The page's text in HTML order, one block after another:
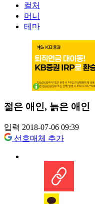
컬처
머니
테마
젊은 애인, 늙은 애인
입력 2018-07-06 09:39
선호매체 추가